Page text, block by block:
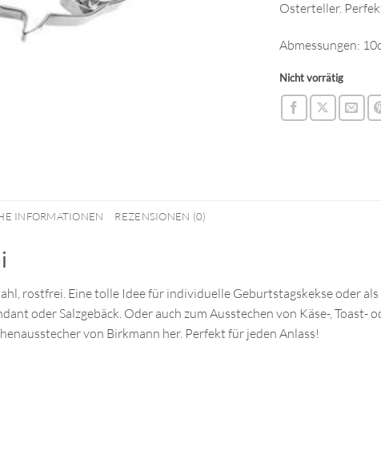
Osterteller.
Abmessungen:
Nicht vorrätig
INFORMATIONEN REZENSIONEN (0)
rostfrei. Eine tolle Idee für individuelle Geburtstagskekse oder
oder Salzgebäck. Oder auch zum Ausstechen von Käse-, Toast-
von Birkmann her. Perfekt für jeden Anlass!